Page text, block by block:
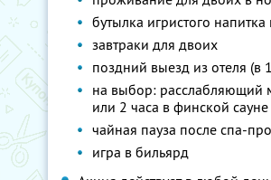
бутылка игристого
завтраки для двоих
поздний выезд из отеля (в
на выбор: расслабляющий
или 2 часа в финской сауне
чайная пауза после спа-
игра в бильярд